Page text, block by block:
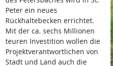
Peter ein neues
Rückhaltebecken errichtet.
Mit der ca. sechs Millionen
teuren Investition wollen die
Projektverantwortlichen von
Stadt und Land auch die